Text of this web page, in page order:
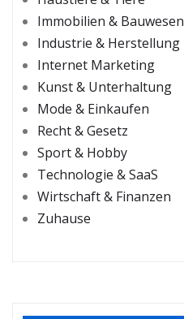
Immobilien & Bauwesen
Industrie & Herstellung
Internet Marketing
Kunst & Unterhaltung
Mode & Einkaufen
Recht & Gesetz
Sport & Hobby
Technologie & SaaS
Wirtschaft & Finanzen
Zuhause